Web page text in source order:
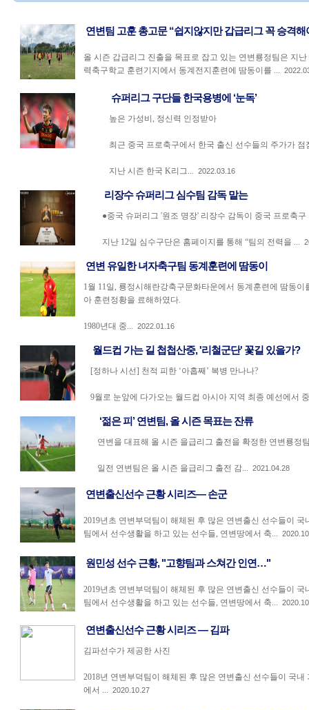
연변팀 고훈 총고문 “쉽지않지만 갑급리그 꼭 승격해
올 시즌 갑급리그 진출을 목표로 잡고 있는 연변룡정팀은 지
력축구학교 훈련기지에서 동계전지훈련에 땀동이를 ...
슈퍼리그 구단들 한국용병에 ‘눈독’
높은 가성비, 정신력 인정받아
최근 중국 프로축구에서 한국 출신 선수들의 주가가 점
지난 시즌 한국 K리그... 2022.03.16
리장수 슈퍼리그 심수팀 감독 맡는
●중국 슈퍼리그 '원조 명장' 리장수 감독이 중국 프로축
지난 12일 심수구단은 홈페이지를 통해 “팀의 전력을 ...
연변 유일한 녀자축구팀 동계훈련에 땀동이
1월 11일, 룡정시해란강축구문화타운에서 동계훈련에 땀동
아 훈련정황을 료해하였다.
1980년대 중... 2022.01.16
월드컵 가는 길 첩첩산중, '리철군단' 꽃길 있을가?
[정하나 시선] 천적 피한 ‘아홉째’ 복병 만나나?
9월로 눈앞에 다가오는 월드컵 아시아 지역 최종 예선에서
‘젊은 피’ 연변팀, 올 시즌 목표는 잔류
연변을 대표해 올 시즌 을급리그 출전을 확정한 연변룡정
일전 연변팀은 올 시즌 을급리그 출전 감... 2021.04.28
연변출신선수 근황 시리즈— 손군
2019년초 연변부덕팀이 해체된 후 많은 연변출신 선수들이
팀에서 선수생활을 하고 있는 선수들, 연변땅에서 축...
원민성 선수 근황, "고향팀과 스쳐간 인연…"
2019년초 연변부덕팀이 해체된 후 많은 연변출신 선수들이
팀에서 선수생활을 하고 있는 선수들, 연변땅에서 축...
연변출신선수 근황 시리즈 — 김파
김파선수가 제공한 사진
2018년 연변부덕팀이 해체된 후 많은 연변출신 선수들이 국
에서 ... 2020.10.27